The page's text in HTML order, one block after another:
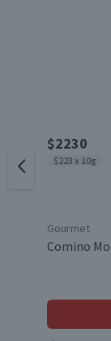
$2230
$223 x 10g
Gourmet
Comino